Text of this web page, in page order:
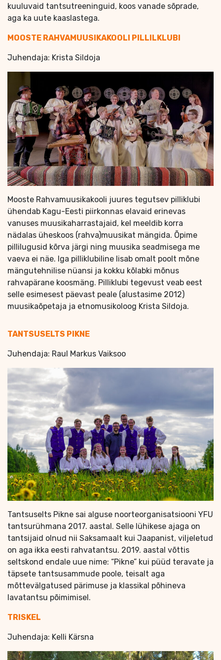
kuuluvaid tantsutreeninguid, koos vanade sõprade,
aga ka uute kaaslastega.
MOOSTE RAHVAMUUSIKAKOOLI PILLILKLUBI
Juhendaja: Krista Sildoja
Mooste Rahvamuusikakooli juures tegutsev pilliklubi
ühendab Kagu-Eesti piirkonnas elavaid erinevas
vanuses muusikaharrastajaid, kel meeldib korra
nädalas üheskoos (rahva)muusikat mängida. Õpime
pillilugusid kõrva järgi ning muusika seadmisega me
vaeva ei näe. Iga pilliklubiline lisab omalt poolt mõne
mängutehnilise nüansi ja kokku kõlabki mõnus
rahvapärane koosmäng. Pilliklubi tegevust veab eest
selle esimesest päevast peale (alustasime 2012)
muusikaõpetaja ja etnomusikoloog Krista Sildoja.
TANTSUSELTS PIKNE
Juhendaja: Raul Markus Vaiksoo
Tantsuselts Pikne sai alguse noorteorganisatsiooni YFU
tantsurühmana 2017. aastal. Selle lühikese ajaga on
tantsijaid olnud nii Saksamaalt kui Jaapanist, viljeletud
on aga ikka eesti rahvatantsu. 2019. aastal võttis
seltskond endale uue nime: “Pikne” kui püüd teravate ja
täpsete tantsusammude poole, teisalt aga
mõttevälgatused pärimuse ja klassikal põhineva
lavatantsu põimimisel.
TRISKEL
Juhendaja: Kelli Kärsna